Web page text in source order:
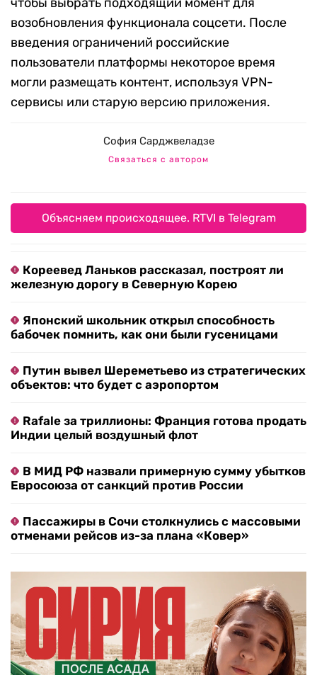
возобновления функционала соцсети. После
введения ограничений российские
пользователи платформы некоторое время
могли размещать контент, используя VPN-
сервисы или старую версию приложения.
София Сарджвеладзе
Связаться с автором
Объясняем происходящее. RTVI в Telegram
Кореевед Ланьков рассказал, построят ли
железную дорогу в Северную Корею
Японский школьник открыл способность
бабочек помнить, как они были гусеницами
Путин вывел Шереметьево из стратегических
объектов: что будет с аэропортом
Rafale за триллионы: Франция готова продать
Индии целый воздушный флот
В МИД РФ назвали примерную сумму убытков
Евросоюза от санкций против России
Пассажиры в Сочи столкнулись с массовыми
отменами рейсов из-за плана «Ковер»